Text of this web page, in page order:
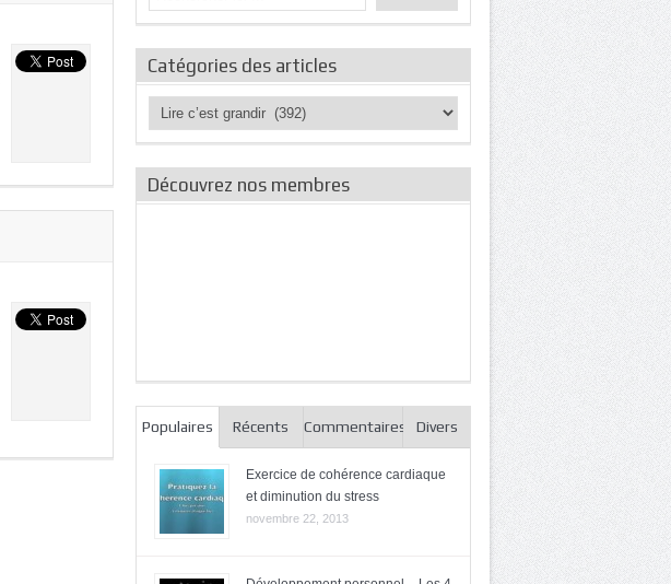
Catégories des articles
Catégories
des
Découvrez nos membres
Populaires Récents Commentaires Divers
Exercice de cohérence cardiaque
et diminution du stress
novembre 22, 2013